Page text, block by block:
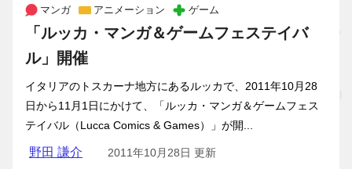
マンガ アニメーション ゲーム
「ルッカ・マンガ＆ゲームフェステイバ
ル」開催
イタリアのトスカーナ地方にあるルッカで、2011年10月28
日から11月1日にかけて、「ルッカ・マンガ＆ゲームフェス
テイバル（Lucca Comics & Games）」が開...
野田 謙介 2011年10月28日 更新